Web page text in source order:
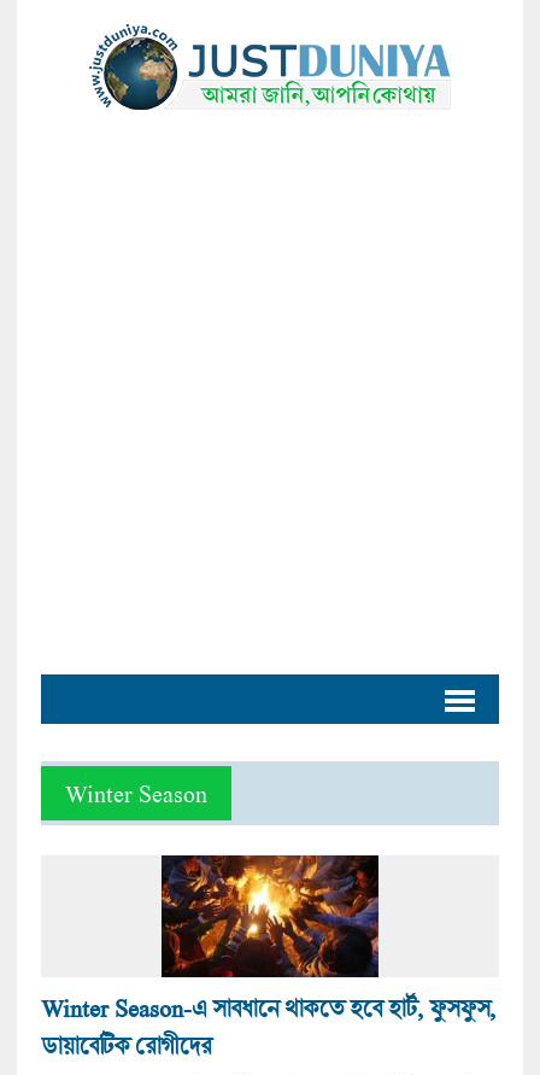
Winter Season
Winter Season-এ সাবধানে থাকতে হবে হার্ট, ফুসফুস,
ডায়াবেটিক রোগীদের